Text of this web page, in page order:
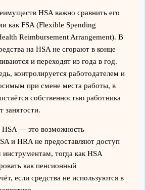
HSA важно сравнить его
как FSA (Flexible Spending
Reimbursement Arrangement). В
на HSA не сгорают в конце
и переходят из года в год.
контролируется работодателем и
при смене места работы, в
собственностью работника
занятости.
HSA — это возможность
и HRA не предоставляют доступ
тогда как HSA
как пенсионный
если средства не используются в